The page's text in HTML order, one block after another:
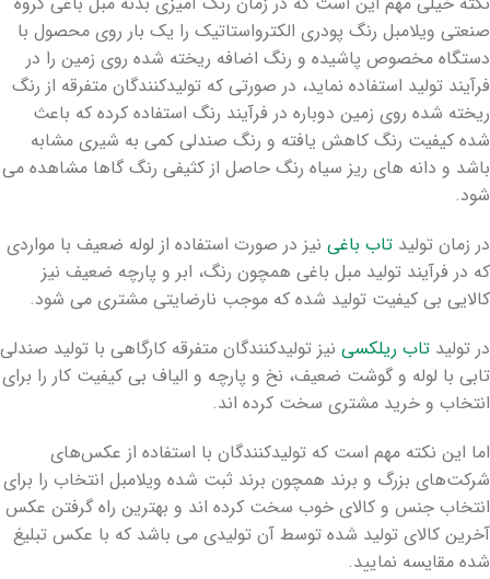
صنعتی ویلامبل رنگ پودری الکترواستاتیک را یک بار روی محصول با
دستگاه مخصوص پاشیده و رنگ اضافه ریخته شده روی زمین را در
فرآیند تولید استفاده نماید، در صورتی که تولیدکنندگان متفرقه از رنگ
ریخته شده روی زمین دوباره در فرآیند رنگ استفاده کرده که باعث
شده کیفیت رنگ کاهش یافته و رنگ صندلی کمی به شیری مشابه
باشد و دانه های ریز سیاه رنگ حاصل از کثیفی رنگ گاها مشاهده می
شود.
در زمان تولید تاب باغی نیز در صورت استفاده از لوله ضعیف با مواردی
که در فرآیند تولید مبل باغی همچون رنگ، ابر و پارچه ضعیف نیز
کالایی بی کیفیت تولید شده که موجب نارضایتی مشتری می شود.
در تولید تاب ریلکسی نیز تولیدکنندگان متفرقه کارگاهی با تولید صندلی
تابی با لوله و گوشت ضعیف، نخ و پارچه و الیاف بی کیفیت کار را برای
انتخاب و خرید مشتری سخت کرده اند.
اما این نکته مهم است که تولیدکنندگان با استفاده از عکس‌های
شرکت‌های بزرگ و برند همچون برند ثبت شده ویلامبل انتخاب را برای
انتخاب جنس و کالای خوب سخت کرده اند و بهترین راه گرفتن عکس
آخرین کالای تولید شده توسط آن تولیدی می باشد که با عکس تبلیغ
شده مقایسه نمایید.